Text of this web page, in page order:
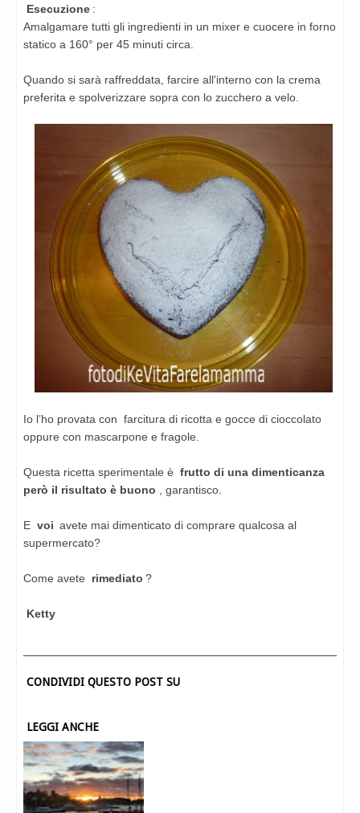
Esecuzione :
Amalgamare tutti gli ingredienti in un mixer e cuocere in forno
statico a 160° per 45 minuti circa.
Quando si sarà raffreddata, farcire all'interno con la crema
preferita e spolverizzare sopra con lo zucchero a velo.
Io l’ho provata con farcitura di ricotta e gocce di cioccolato
oppure con mascarpone e fragole.
Questa ricetta sperimentale è frutto di una dimenticanza
però il risultato è buono
, garantisco.
E voi avete mai dimenticato di comprare qualcosa al
supermercato?
Come avete rimediato ?
Ketty
CONDIVIDI QUESTO POST SU
LEGGI ANCHE